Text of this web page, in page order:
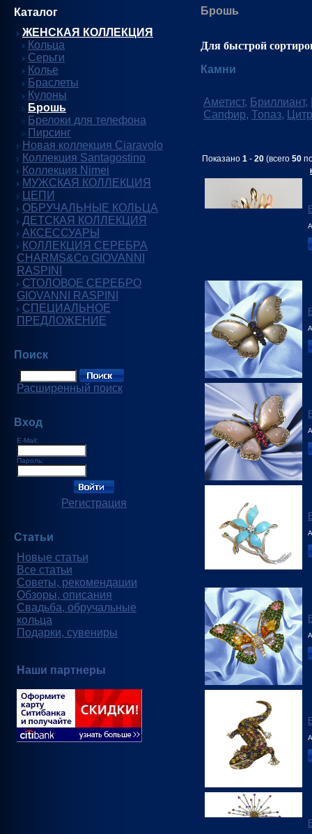
Каталог
ЖЕНСКАЯ КОЛЛЕКЦИЯ
Кольца
Серьги
Колье
Браслеты
Кулоны
Брошь
Брелоки для телефона
Пирсинг
Новая коллекция Ciaravolo
Коллекция Santagostino
Коллекция Nimei
МУЖСКАЯ КОЛЛЕКЦИЯ
ЦЕПИ
ОБРУЧАЛЬНЫЕ КОЛЬЦА
ДЕТСКАЯ КОЛЛЕКЦИЯ
АКСЕССУАРЫ
КОЛЛЕКЦИЯ СЕРЕБРА
CHARMS&Co GIOVANNI
RASPINI
СТОЛОВОЕ СЕРЕБРО
GIOVANNI RASPINI
СПЕЦИАЛЬНОЕ
ПРЕДЛОЖЕНИЕ
Поиск
Расширенный поиск
Вход
E-Mail:
Пароль:
Регистрация
Статьи
Новые статьи
Все статьи
Советы, рекомендации
Обзоры, описания
Свадьба, обручальные
кольца
Подарки, сувениры
Наши партнеры
Брошь
Для быстрой
Камни
Аметист, Бриллиант,
Сапфир, Топаз,
Показано 1 - 20 (всего 50